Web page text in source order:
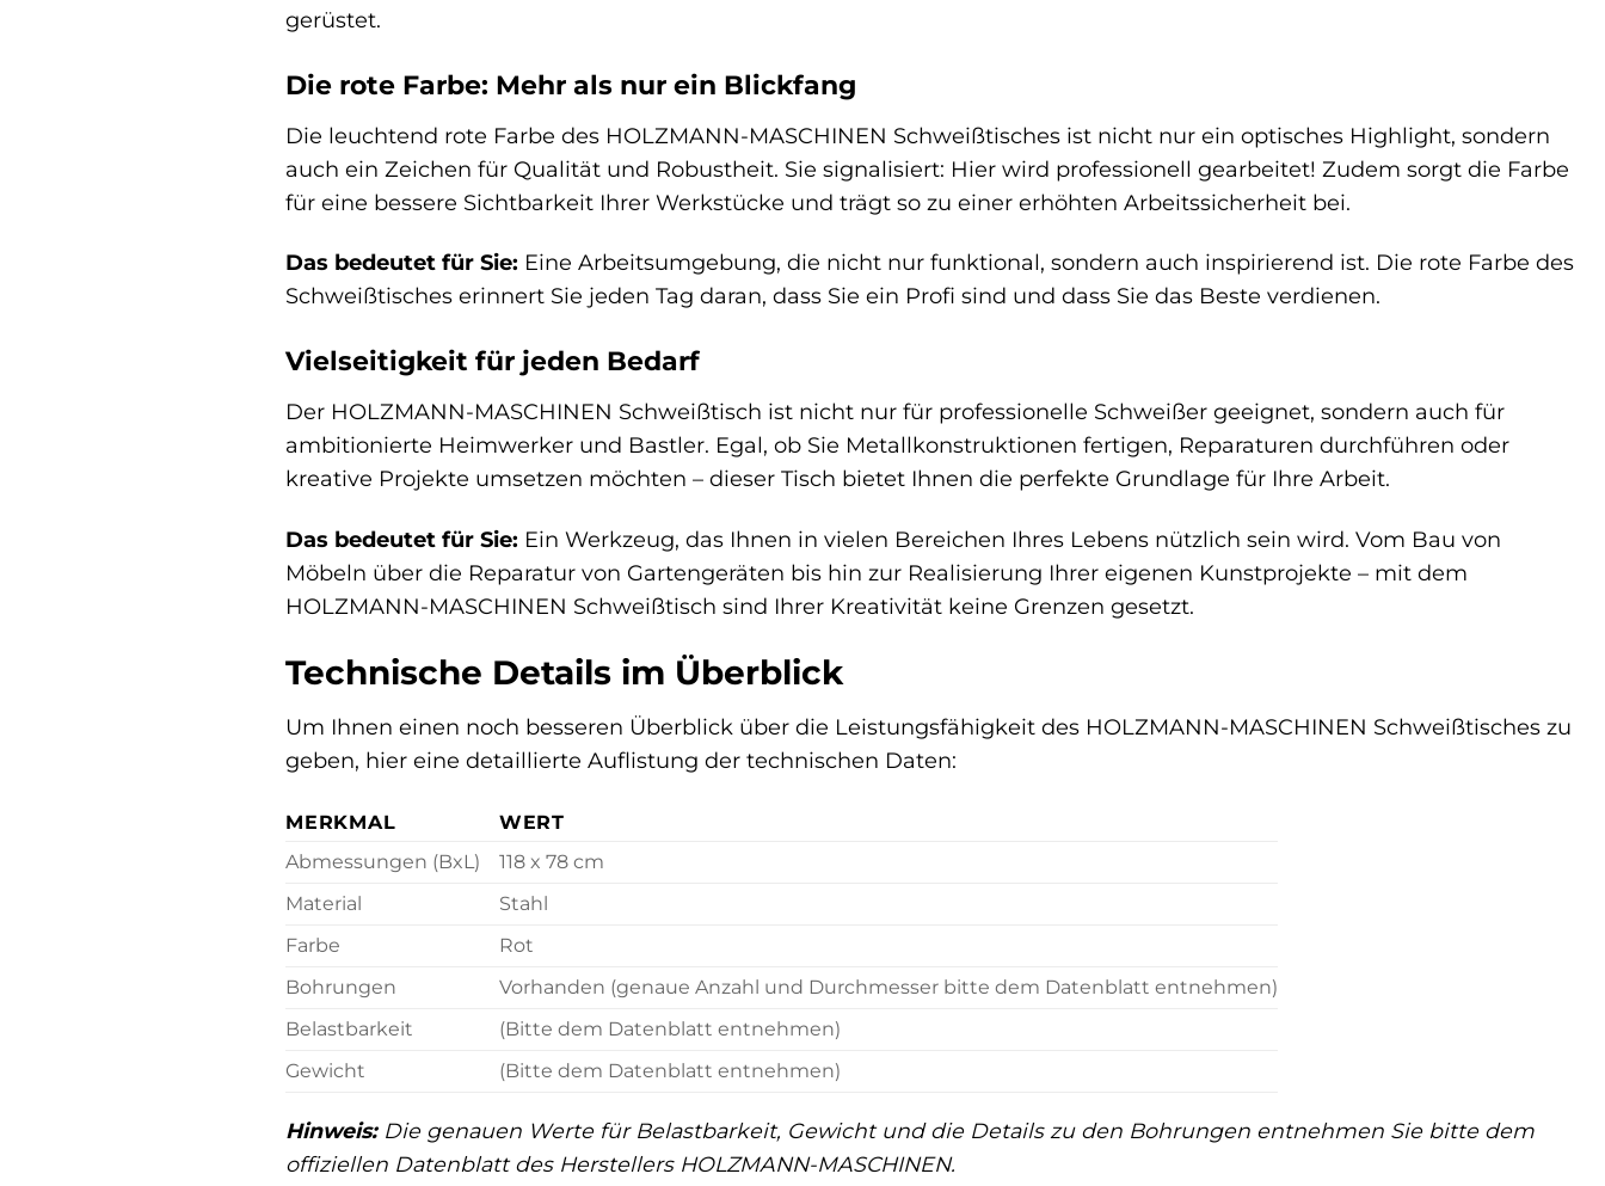
gerüstet.
Die rote Farbe: Mehr als nur ein Blickfang
Die leuchtend rote Farbe des HOLZMANN-MASCHINEN Schweißtisches ist nicht nur ein optisches Highlight, sondern
auch ein Zeichen für Qualität und Robustheit. Sie signalisiert: Hier wird professionell gearbeitet! Zudem sorgt die Farbe
für eine bessere Sichtbarkeit Ihrer Werkstücke und trägt so zu einer erhöhten Arbeitssicherheit bei.
Das bedeutet für Sie: Eine Arbeitsumgebung, die nicht nur funktional, sondern auch inspirierend ist. Die rote Farbe des
Schweißtisches erinnert Sie jeden Tag daran, dass Sie ein Profi sind und dass Sie das Beste verdienen.
Vielseitigkeit für jeden Bedarf
Der HOLZMANN-MASCHINEN Schweißtisch ist nicht nur für professionelle Schweißer geeignet, sondern auch für
ambitionierte Heimwerker und Bastler. Egal, ob Sie Metallkonstruktionen fertigen, Reparaturen durchführen oder
kreative Projekte umsetzen möchten – dieser Tisch bietet Ihnen die perfekte Grundlage für Ihre Arbeit.
Das bedeutet für Sie: Ein Werkzeug, das Ihnen in vielen Bereichen Ihres Lebens nützlich sein wird. Vom Bau von
Möbeln über die Reparatur von Gartengeräten bis hin zur Realisierung Ihrer eigenen Kunstprojekte – mit dem
HOLZMANN-MASCHINEN Schweißtisch sind Ihrer Kreativität keine Grenzen gesetzt.
Technische Details im Überblick
Um Ihnen einen noch besseren Überblick über die Leistungsfähigkeit des HOLZMANN-MASCHINEN Schweißtisches zu
geben, hier eine detaillierte Auflistung der technischen Daten:
MERKMAL
WERT
Abmessungen (BxL)
118 x 78 cm
Material
Stahl
Farbe
Rot
Bohrungen
Vorhanden (genaue Anzahl und Durchmesser bitte dem Datenblatt entnehmen)
Belastbarkeit
(Bitte dem Datenblatt entnehmen)
Gewicht
(Bitte dem Datenblatt entnehmen)
Hinweis:Die genauen Werte für Belastbarkeit, Gewicht und die Details zu den Bohrungen entnehmen Sie bitte dem
offiziellen Datenblatt des Herstellers HOLZMANN-MASCHINEN.